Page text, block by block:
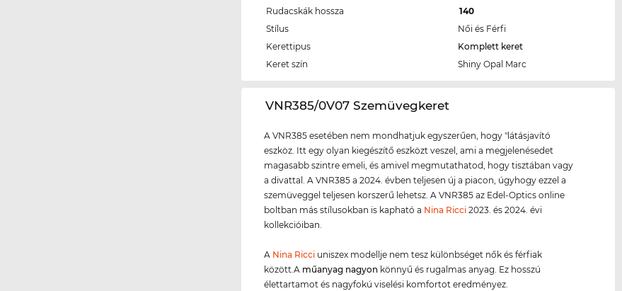
Rudacskák hossza
140
Stílus
Női és Férfi
Kerettipus
Komplett keret
Keret szín
Shiny Opal Marc
‌VNR385/0V07 Szemüvegkeret
A VNR385 esetében nem mondhatjuk egyszerűen, hogy "látásjavító
eszköz. Itt egy olyan kiegészítő eszközt veszel, ami a megjelenésedet
magasabb szintre emeli, és amivel megmutathatod, hogy tisztában vagy
a divattal. A VNR385 a 2024. évben teljesen új a piacon, úgyhogy ezzel a
szemüveggel teljesen korszerű lehetsz. A VNR385 az Edel-Optics online
boltban más stílusokban is kapható a Nina Ricci 2023. és 2024. évi
kollekcióiban.
A Nina Ricci uniszex modellje nem tesz különbséget nők és férfiak
között.A műanyag nagyon könnyű és rugalmas anyag. Ez hosszú
élettartamot és nagyfokú viselési komfortot eredményez.